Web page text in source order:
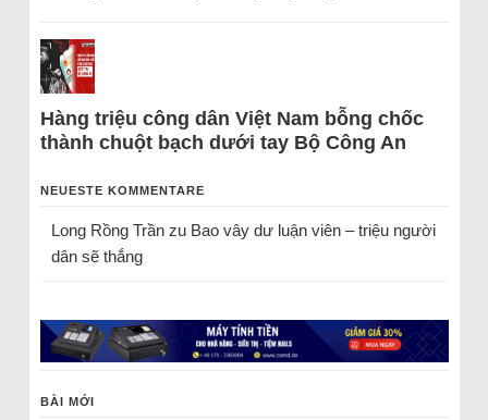
Hàng triệu công dân Việt Nam bỗng chốc
thành chuột bạch dưới tay Bộ Công An
NEUESTE KOMMENTARE
Long Rồng Trầnzu Bao vây dư luận viên – triệu người
dân sẽ thắng
BÀI MỚI